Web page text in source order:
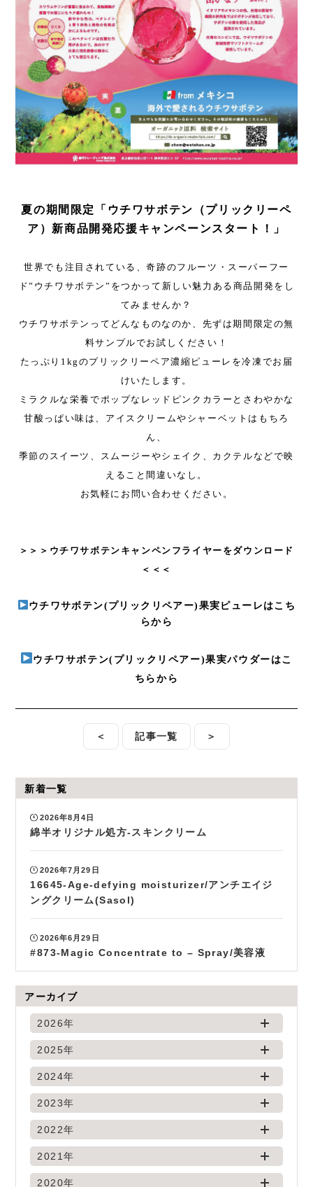
夏の期間限定「ウチワサボテン（プリックリーペ
ア）新商品開発応援キャンペーンスタート！」
世界でも注目されている、奇跡のフルーツ・スーパーフー
ド”ウチワサボテン”をつかって新しい魅力ある商品開発をし
てみませんか？
ウチワサボテンってどんなものなのか、先ずは期間限定の無
料サンプルでお試しください！
たっぷり 1kg のプリックリーペア濃縮ピューレを冷凍でお届
けいたします。
ミラクルな栄養でポップなレッドピンクカラーとさわやかな
甘酸っぱい味は、アイスクリームやシャーベットはもちろ
ん、
季節のスイーツ、スムージーやシェイク、カクテルなどで映
えること間違いなし。
お気軽にお問い合わせください。
＞＞＞ウチワサボテンキャンペンフライヤーをダウンロード
＜＜＜
ウチワサボテン(プリックリペアー)果実ピューレはこち
らから
ウチワサボテン(プリックリペアー)果実パウダーはこ
ちらから
＜ 記事一覧 ＞
新着一覧
2026年8月4日
綿半オリジナル処方-スキンクリーム
2026年7月29日
16645-Age-defying moisturizer/アンチエイジ
ングクリーム(Sasol)
2026年6月29日
#873-Magic Concentrate to – Spray/美容液
アーカイブ
2026年
2025年
2024年
2023年
2022年
2021年
2020年